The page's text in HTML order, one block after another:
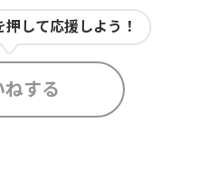
押して応援しよう！
ねする